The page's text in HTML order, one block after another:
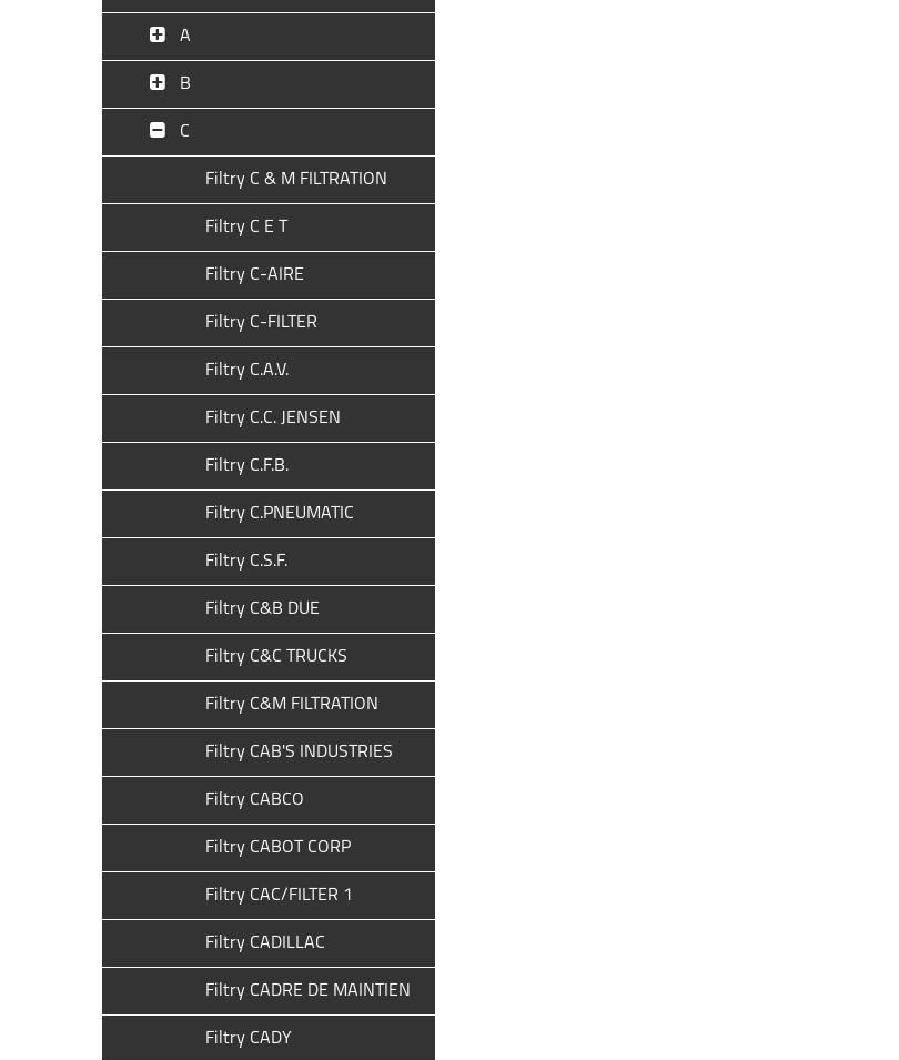
A
B
C
Filtry C & M FILTRATION
Filtry C E T
Filtry C-AIRE
Filtry C-FILTER
Filtry C.A.V.
Filtry C.C. JENSEN
Filtry C.F.B.
Filtry C.PNEUMATIC
Filtry C.S.F.
Filtry C&B DUE
Filtry C&C TRUCKS
Filtry C&M FILTRATION
Filtry CAB'S INDUSTRIES
Filtry CABCO
Filtry CABOT CORP
Filtry CAC/FILTER 1
Filtry CADILLAC
Filtry CADRE DE MAINTIEN
Filtry CADY